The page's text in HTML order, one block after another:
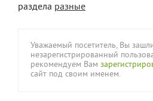
раздела разные
Уважаемый посетитель, Вы
незарегистрированный
рекомендуем Вам
сайт под своим именем.